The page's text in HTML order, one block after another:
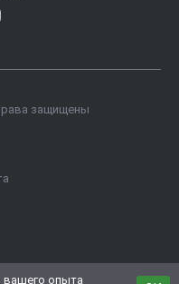
вашего опыта
защищены